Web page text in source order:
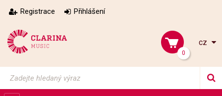
Registrace Přihlášení
0
cz